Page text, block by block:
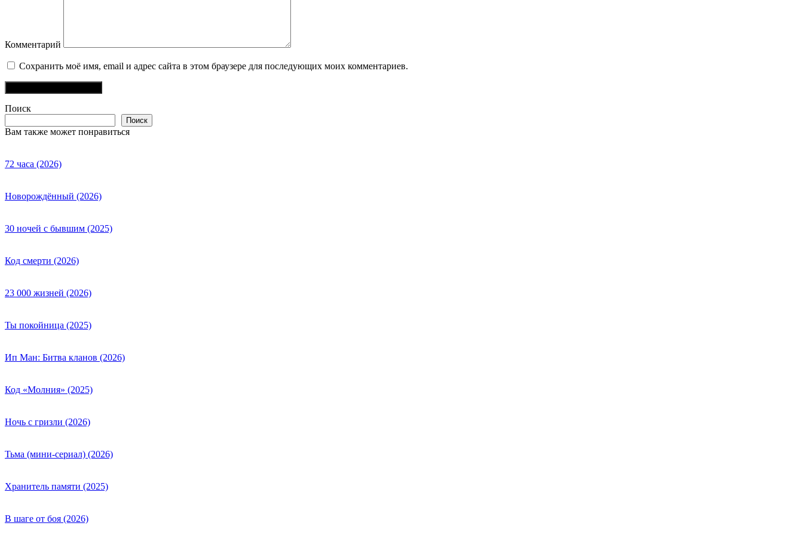
Комментарий
Сохранить моё имя, email и адрес сайта в этом браузере для последующих моих комментариев.
Поиск
Поиск
Вам также может понравиться
72 часа (2026)
Новорождённый (2026)
30 ночей с бывшим (2025)
Код смерти (2026)
23 000 жизней (2026)
Ты покойница (2025)
Ип Ман: Битва кланов (2026)
Код «Молния» (2025)
Ночь с гризли (2026)
Тьма (мини-сериал) (2026)
Хранитель памяти (2025)
В шаге от боя (2026)